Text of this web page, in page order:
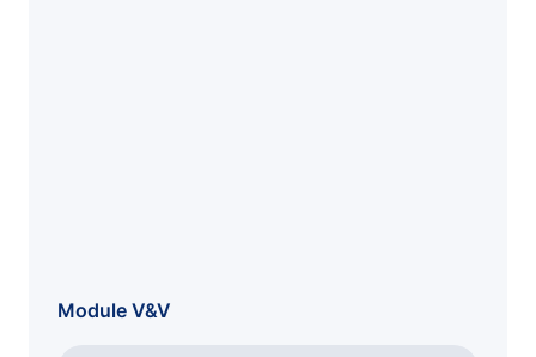
Module V&V